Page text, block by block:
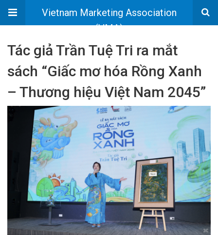
Vietnam Marketing Association
(VMA)
Tác giả Trần Tuệ Tri ra mắt
sách “Giấc mơ hóa Rồng Xanh
– Thương hiệu Việt Nam 2045”